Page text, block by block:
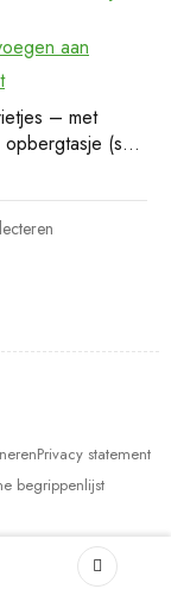
aan
– met
opbergtasje (set
Privacy statement
begrippenlijst